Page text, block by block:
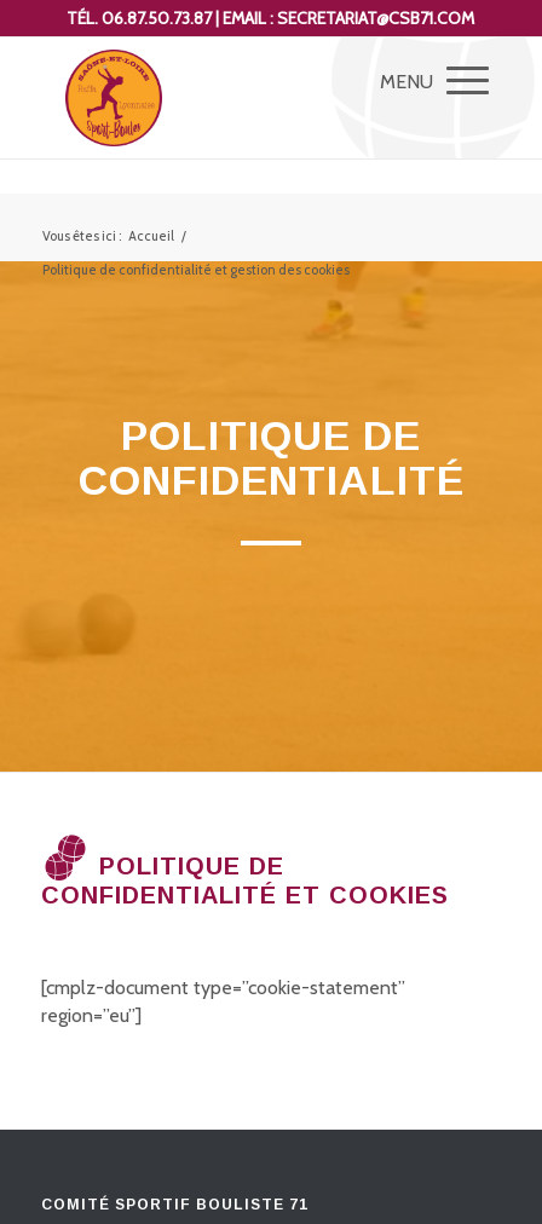
TÉL. 06.87.50.73.87 | EMAIL : SECRETARIAT@CSB71.COM
Vous êtes ici : Accueil /
Politique de confidentialité et gestion des cookies
POLITIQUE DE
CONFIDENTIALITÉ
POLITIQUE DE
CONFIDENTIALITÉ ET COOKIES
[cmplz-document type=”cookie-statement”
region=”eu”]
COMITÉ SPORTIF BOULISTE 71